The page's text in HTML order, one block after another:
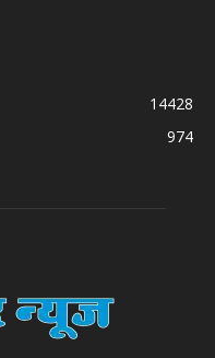
(P) Ltd
14428
974